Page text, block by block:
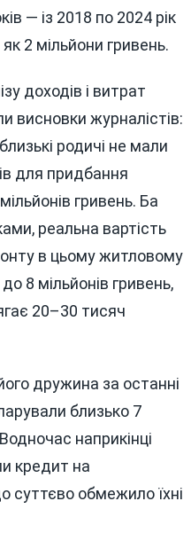
— із 2018 по 2024 рік
2 мільйони гривень.
доходів і витрат
висновки журналістів:
родичі не мали
для придбання
гривень. Ба
реальна вартість
в цьому житловому
8 мільйонів гривень,
20–30 тисяч
дружина за останні
близько 7
наприкінці
кредит на
суттєво обмежило їхні